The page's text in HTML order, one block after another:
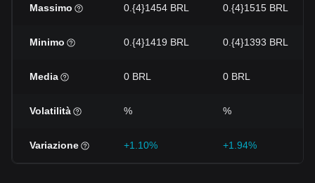
Massimo 0.{4}1454 BRL 0.{4}1515 BRL
Minimo 0.{4}1419 BRL 0.{4}1393 BRL
Media 0 BRL 0 BRL
Volatilità % %
Variazione +1.10% +1.94%